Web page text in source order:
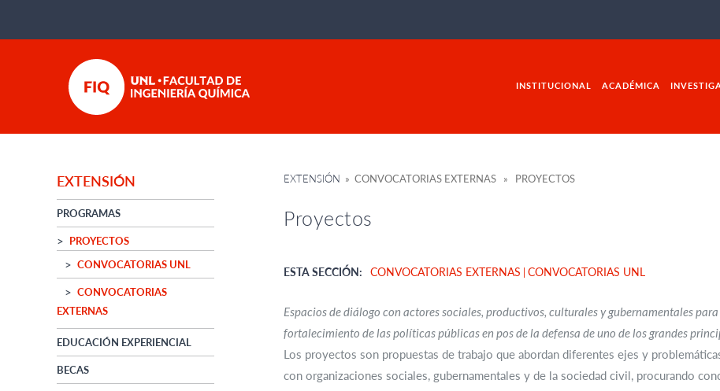
INSTITUCIONAL ACADÉMICA
EXTENSIÓN
PROGRAMAS
PROYECTOS
CONVOCATORIAS UNL
CONVOCATORIAS
EXTERNAS
EDUCACIÓN EXPERIENCIAL
BECAS
EXTENSIÓN » CONVOCATORIAS EXTERNAS » PROYECTOS
Proyectos
ESTA SECCIÓN: CONVOCATORIAS EXTERNAS CONVOCATORIAS UNL
Espacios de diálogo con actores sociales, productivos, culturales y gubernamentales
fortalecimiento de las políticas públicas en pos de la defensa de uno de los grandes
Los proyectos son propuestas de trabajo que abordan diferentes ejes y
con organizaciones sociales, gubernamentales y de la sociedad civil, procurando